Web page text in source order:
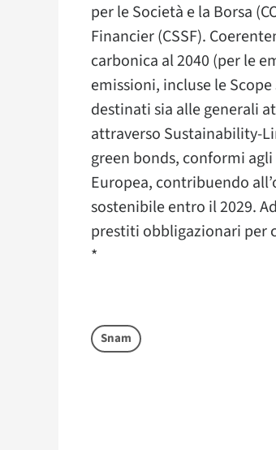
per le Società e la Borsa
Financier (CSSF).
carbonica al 2040 (per le
emissioni, incluse le
destinati sia alle generali
attraverso Sustainability-
green bonds, conformi
Europea, contribuendo
sostenibile entro il 2029.
prestiti obbligazionari per
*
Snam